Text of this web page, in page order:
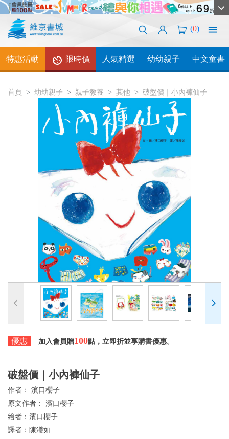
(0)
特惠活動 限時價 人氣精選 幼幼親子 中文童書
首頁 幼幼親子 親子教養 其他 破盤價｜小內褲仙子
優惠 加入會員贈100點，立即折並享購書優惠。
破盤價｜小內褲仙子
作者： 濱口櫻子
原文作者： 濱口櫻子
繪者： 濱口櫻子
譯者： 陳瀅如